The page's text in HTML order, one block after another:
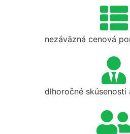
nezáväzná cenová
dlhoročné skúsenosti